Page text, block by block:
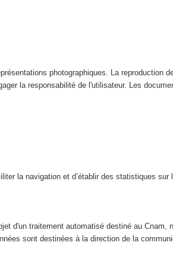
photographiques. La reproduction
la responsabilité de l'utilisateur. Les
la navigation et d’établir des statistiques
d'un traitement automatisé destiné au
sont destinées à la direction de la